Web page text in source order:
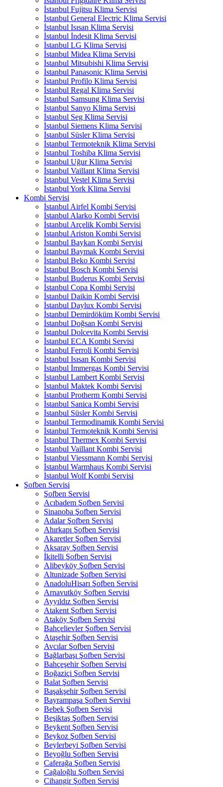
İstanbul Fujitsu Klima Servisi
İstanbul General Electric Klima Servisi
İstanbul Isısan Klima Servisi
İstanbul İndesit Klima Servisi
İstanbul LG Klima Servisi
İstanbul Midea Klima Servisi
İstanbul Mitsubishi Klima Servisi
İstanbul Panasonic Klima Servisi
İstanbul Profilo Klima Servisi
İstanbul Regal Klima Servisi
İstanbul Samsung Klima Servisi
İstanbul Sanyo Klima Servisi
İstanbul Seg Klima Servisi
İstanbul Siemens Klima Servisi
İstanbul Süsler Klima Servisi
İstanbul Termoteknik Klima Servisi
İstanbul Toshiba Klima Servisi
İstanbul Uğur Klima Servisi
İstanbul Vaillant Klima Servisi
İstanbul Vestel Klima Servisi
İstanbul York Klima Servisi
Kombi Servisi
İstanbul Airfel Kombi Servisi
İstanbul Alarko Kombi Servisi
İstanbul Arçelik Kombi Servisi
İstanbul Ariston Kombi Servisi
İstanbul Baykan Kombi Servisi
İstanbul Baymak Kombi Servisi
İstanbul Beko Kombi Servisi
İstanbul Bosch Kombi Servisi
İstanbul Buderus Kombi Servisi
İstanbul Copa Kombi Servisi
İstanbul Daikin Kombi Servisi
İstanbul Daylux Kombi Servisi
İstanbul Demirdöküm Kombi Servisi
İstanbul Doğsan Kombi Servisi
İstanbul Dolcevita Kombi Servisi
İstanbul ECA Kombi Servisi
İstanbul Ferroli Kombi Servisi
İstanbul Isısan Kombi Servisi
İstanbul İmmergas Kombi Servisi
İstanbul Lambert Kombi Servisi
İstanbul Maktek Kombi Servisi
İstanbul Protherm Kombi Servisi
İstanbul Sanica Kombi Servisi
İstanbul Süsler Kombi Servisi
İstanbul Termodinamik Kombi Servisi
İstanbul Termoteknik Kombi Servisi
İstanbul Thermex Kombi Servisi
İstanbul Vaillant Kombi Servisi
İstanbul Viessmann Kombi Servisi
İstanbul Warmhaus Kombi Servisi
İstanbul Wolf Kombi Servisi
Şofben Servisi
Şofben Servisi
Acıbadem Şofben Servisi
Sinanoba Şofben Servisi
Adalar Şofben Servisi
Ahırkapı Şofben Servisi
Akaretler Şofben Servisi
Aksaray Şofben Servisi
İkitelli Şofben Servisi
Alibeyköy Şofben Servisi
Altunizade Şofben Servisi
AnadoluHisarı Şofben Servisi
Arnavutköy Şofben Servisi
Ayyıldız Şofben Servisi
Atakent Şofben Servisi
Ataköy Şofben Servisi
Bahçelievler Şofben Servisi
Ataşehir Şofben Servisi
Avcılar Şofben Servisi
Bağlarbaşı Şofben Servisi
Bahçeşehir Şofben Servisi
Boğaziçi Şofben Servisi
Balat Şofben Servisi
Başakşehir Şofben Servisi
Bayrampaşa Şofben Servisi
Bebek Şofben Servisi
Beşiktaş Şofben Servisi
Beykent Şofben Servisi
Beykoz Şofben Servisi
Beylerbeyi Şofben Servisi
Beyoğlu Şofben Servisi
Caferağa Şofben Servisi
Cağaloğlu Şofben Servisi
Cihangir Şofben Servisi